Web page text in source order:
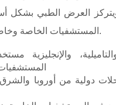
العرض الطبي بشكل
المستشفيات الخاصة وخاصة في كولومبو.
والإنجليزية
دولية من أوروبا